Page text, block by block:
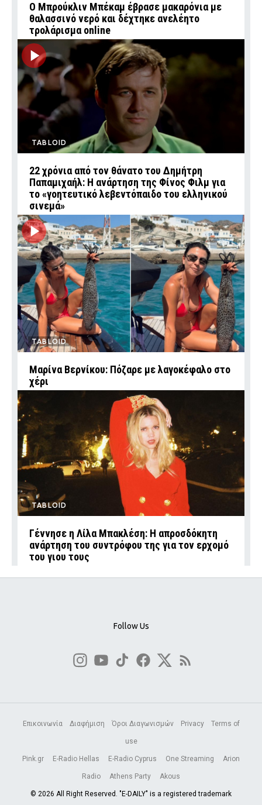
Ο Μπρούκλιν Μπέκαμ έβρασε μακαρόνια με
θαλασσινό νερό και δέχτηκε ανελέητο
τρολάρισμα online
TABLOID
22 χρόνια από τον θάνατο του Δημήτρη
Παπαμιχαήλ: Η ανάρτηση της Φίνος Φιλμ για
το «γοητευτικό λεβεντόπαιδο του ελληνικού
σινεμά»
TABLOID
Μαρίνα Βερνίκου: Πόζαρε με λαγοκέφαλο στο
χέρι
TABLOID
Γέννησε η Λίλα Μπακλέση: Η απροσδόκητη
ανάρτηση του συντρόφου της για τον ερχομό
του γιου τους
Follow Us
Επικοινωνία Διαφήμιση Όροι Διαγωνισμών Privacy Terms of
use
Pink.gr E-Radio Hellas E-Radio Cyprus One Streaming Arion
Radio Athens Party Akous
© 2026 All Right Reserved. "E-DAILY" is a registered trademark